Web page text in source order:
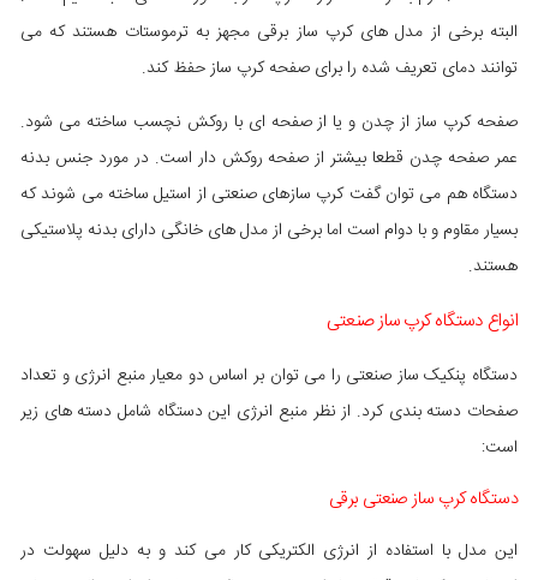
البته برخی از مدل های کرپ ساز برقی مجهز به ترموستات هستند که می
توانند دمای تعریف شده را برای صفحه کرپ ساز حفظ کند.
صفحه کرپ ساز از چدن و یا از صفحه ای با روکش نچسب ساخته می شود.
عمر صفحه چدن قطعا بیشتر از صفحه روکش دار است. در مورد جنس بدنه
دستگاه هم می توان گفت کرپ سازهای صنعتی از استیل ساخته می شوند که
بسیار مقاوم و با دوام است اما برخی از مدل های خانگی دارای بدنه پلاستیکی
هستند.
انواع دستگاه کرپ ساز صنعتی
دستگاه پنکیک ساز صنعتی را می توان بر اساس دو معیار منبع انرژی و تعداد
صفحات دسته بندی کرد. از نظر منبع انرژی این دستگاه شامل دسته های زیر
است:
دستگاه کرپ ساز صنعتی برقی
این مدل با استفاده از انرژی الکتریکی کار می کند و به دلیل سهولت در